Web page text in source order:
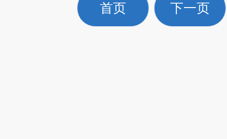
首页 下一页